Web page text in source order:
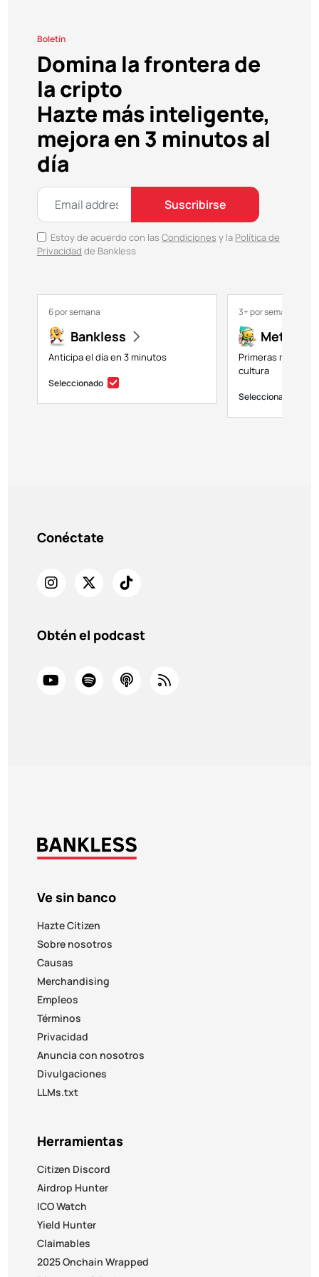
Boletín
Domina la frontera de
la cripto
Hazte más inteligente,
mejora en 3 minutos al
día
Suscribirse
Estoy de acuerdo con las Condiciones y la Política de
Privacidad de Bankless
6 por semana
Bankless
Anticipa el día en 3 minutos
Seleccionado
3+ por semana
Primeras miradas
cultura
Seleccionado
Conéctate
Obtén el podcast
Ve sin banco
Hazte Citizen
Sobre nosotros
Causas
Merchandising
Empleos
Términos
Privacidad
Anuncia con nosotros
Divulgaciones
LLMs.txt
Herramientas
Citizen Discord
Airdrop Hunter
ICO Watch
Yield Hunter
Claimables
2025 Onchain Wrapped